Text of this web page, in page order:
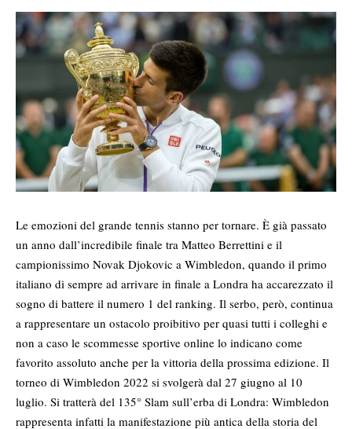
Le emozioni del grande tennis stanno per tornare. È già passato
un anno dall’incredibile finale tra Matteo Berrettini e il
campionissimo Novak Djokovic a Wimbledon, quando il primo
italiano di sempre ad arrivare in finale a Londra ha accarezzato il
sogno di battere il numero 1 del ranking. Il serbo, però, continua
a rappresentare un ostacolo proibitivo per quasi tutti i colleghi e
non a caso le scommesse sportive online lo indicano come
favorito assoluto anche per la vittoria della prossima edizione. Il
torneo di Wimbledon 2022 si svolgerà dal 27 giugno al 10
luglio. Si tratterà del 135° Slam sull’erba di Londra: Wimbledon
rappresenta infatti la manifestazione più antica della storia del